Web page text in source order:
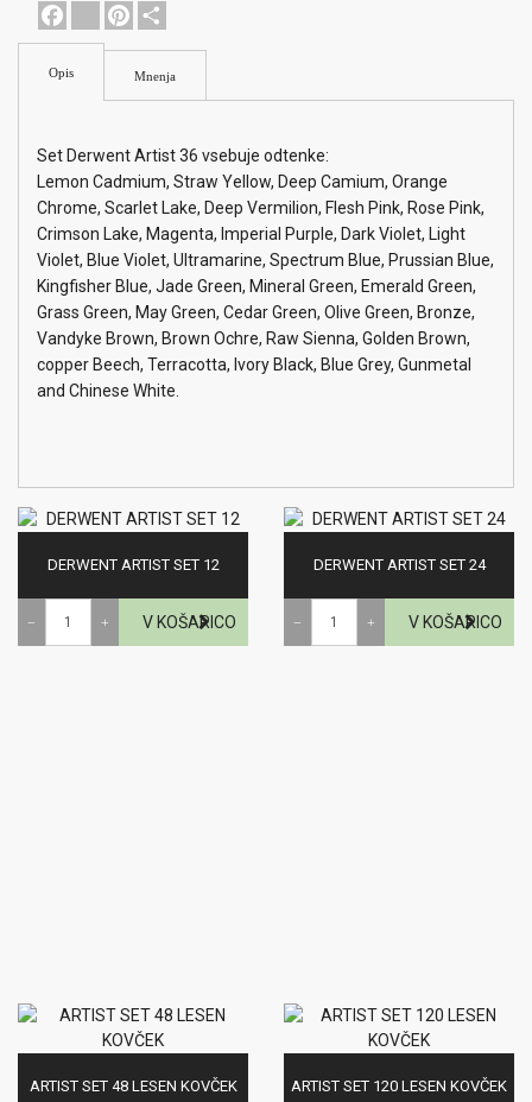
FacebookyoutubePinterest
Opis Mnenja
Set Derwent Artist 36 vsebuje odtenke:
Lemon Cadmium, Straw Yellow, Deep Camium, Orange
Chrome, Scarlet Lake, Deep Vermilion, Flesh Pink, Rose Pink,
Crimson Lake, Magenta, Imperial Purple, Dark Violet, Light
Violet, Blue Violet, Ultramarine, Spectrum Blue, Prussian Blue,
Kingfisher Blue, Jade Green, Mineral Green, Emerald Green,
Grass Green, May Green, Cedar Green, Olive Green, Bronze,
Vandyke Brown, Brown Ochre, Raw Sienna, Golden Brown,
copper Beech, Terracotta, Ivory Black, Blue Grey, Gunmetal
and Chinese White.
DERWENT ARTIST SET 12 DERWENT ARTIST SET 24
ARTIST SET 48 LESEN KOVČEK ARTIST SET 120 LESEN KOVČEK